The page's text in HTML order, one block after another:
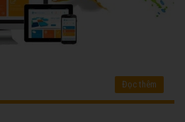
Đọc thêm